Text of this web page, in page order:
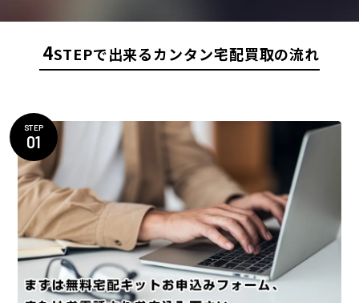
4STEPで出来るカンタン宅配買取の流れ
STEP
01